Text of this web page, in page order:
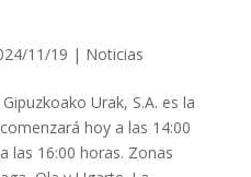
11/19 | Noticias
Urak, S.A. es la
hoy a las 14:00
las 16:00 horas. Zonas